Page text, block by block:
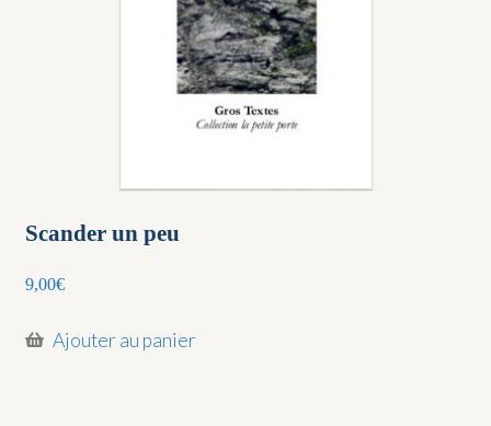
Scander un peu
9,00€
Ajouter au panier